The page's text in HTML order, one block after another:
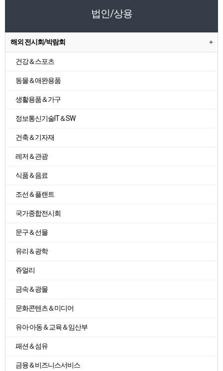
법인/상용
해외 전시회/박람회
건강＆스포츠
동물＆애완용품
생활용품＆가구
정보통신기술IT＆SW
건축＆기자재
레저＆관광
식품＆음료
조선＆플랜트
국가종합전시회
문구＆선물
유리＆광학
쥬얼리
금속＆광물
문화콘텐츠＆미디어
유아·아동＆교육＆임산부
패션＆섬유
금융＆비즈니스서비스